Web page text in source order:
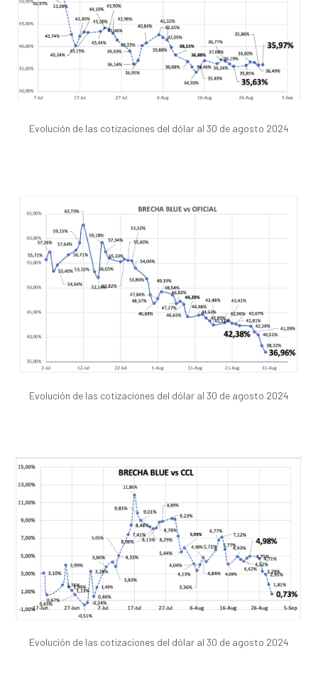
Evolución de las cotizaciones del dólar al 30 de agosto 2024
Evolución de las cotizaciones del dólar al 30 de agosto 2024
Evolución de las cotizaciones del dólar al 30 de agosto 2024